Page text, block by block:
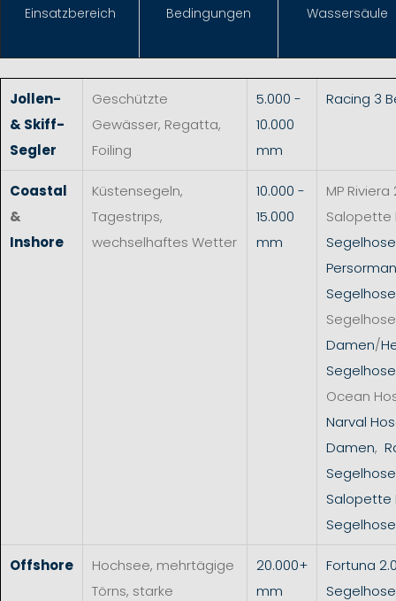
Einsatzbereich Bedingungen Wassersäule
Jollen-
& Skiff-
Segler
Geschützte
Gewässer, Regatta,
Foiling
5.000 -
10.000
mm
Racing 3
Coastal
&
Inshore
Küstensegeln,
Tagestrips,
wechselhaftes Wetter
10.000 -
15.000
mm
MP Riviera
Salopette
Segelhose
Damen/
Ocean
Narval
Damen,
Segelhose
Salopette
Segelhose
Offshore
Hochsee, mehrtägige
Törns, starke
20.000+
mm
Fortuna
Segelhose